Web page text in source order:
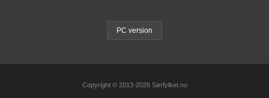
PC version
Copyright © 2013-2026 Sørfylket.no